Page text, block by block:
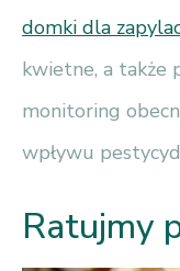
domki dla
kwietne, a także
monitoring
wpływu
Ratujmy